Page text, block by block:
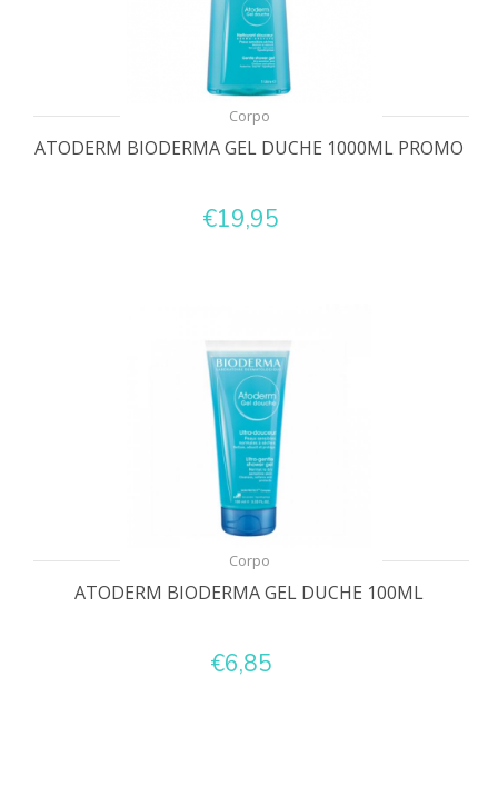
Corpo
ATODERM BIODERMA GEL DUCHE 1000ML PROMO
€19,95
Corpo
ATODERM BIODERMA GEL DUCHE 100ML
€6,85